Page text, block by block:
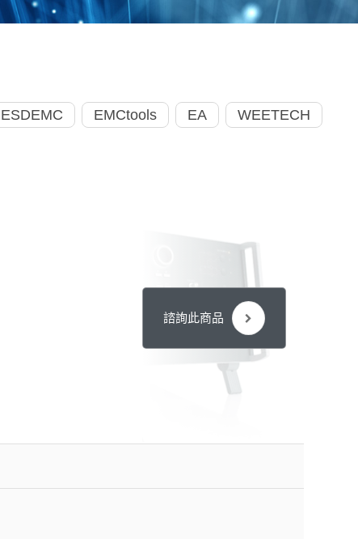
ESDEMC EMCtools EA WEETECH
諮詢此商品